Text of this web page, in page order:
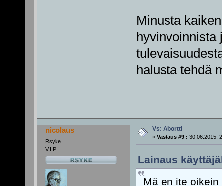
Minusta
hyvinvoinnista
halusta tehdä
nicolaus
Rsyke
V.I.P.
Vs: Abortti
« Vastaus #9 : 30.06.2015,
Lainaus
Mä en ite